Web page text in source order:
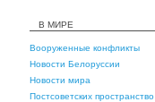
В МИРЕ
Вооруженные конфликты
Новости Белоруссии
Новости мира
Постсоветских пространство